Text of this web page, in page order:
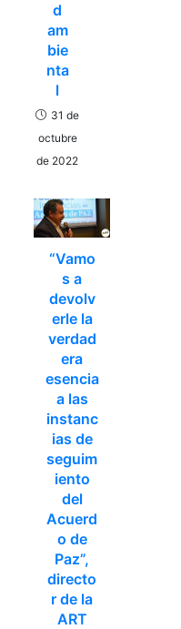
d
am
bie
nta
l
31 de
octubre
de 2022
“Vamo
s a
devolv
erle la
verdad
era
esencia
a las
instanc
ias de
seguim
iento
del
Acuerd
o de
Paz”,
directo
r de la
ART